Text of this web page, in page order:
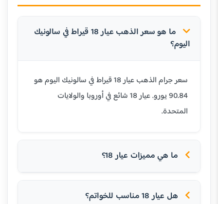
ما هو سعر الذهب عيار 18 قيراط في سالونيك
اليوم؟
سعر جرام الذهب عيار 18 قيراط في سالونيك اليوم هو
90.84 يورو. عيار 18 شائع في أوروبا والولايات
المتحدة.
ما هي مميزات عيار 18؟
هل عيار 18 مناسب للخواتم؟